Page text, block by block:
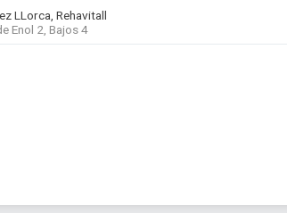
LLorca, Rehavitall
Enol 2, Bajos 4